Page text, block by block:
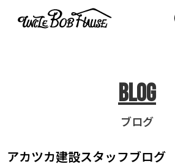
Blog
ブログ
アカツカ建設スタッフブログ